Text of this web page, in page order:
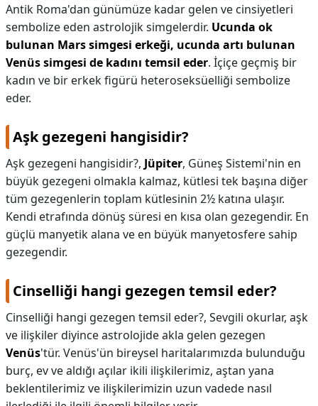
Antik Roma'dan günümüze kadar gelen ve cinsiyetleri
sembolize eden astrolojik simgelerdir. Ucunda ok
bulunan Mars simgesi erkeği, ucunda artı bulunan
Venüs simgesi de kadını temsil eder. İçiçe geçmiş bir
kadın ve bir erkek figürü heteroseksüelliği sembolize
eder.
Aşk gezegeni hangisidir?
Aşk gezegeni hangisidir?, Jüpiter, Güneş Sistemi'nin en
büyük gezegeni olmakla kalmaz, kütlesi tek başına diğer
tüm gezegenlerin toplam kütlesinin 2½ katına ulaşır.
Kendi etrafında dönüş süresi en kısa olan gezegendir. En
güçlü manyetik alana ve en büyük manyetosfere sahip
gezegendir.
Cinselliği hangi gezegen temsil eder?
Cinselliği hangi gezegen temsil eder?, Sevgili okurlar, aşk
ve ilişkiler diyince astrolojide akla gelen gezegen
Venüs'tür. Venüs'ün bireysel haritalarımızda bulunduğu
burç, ev ve aldığı açılar ikili ilişkilerimiz, aştan yana
beklentilerimiz ve ilişkilerimizin uzun vadede nasıl